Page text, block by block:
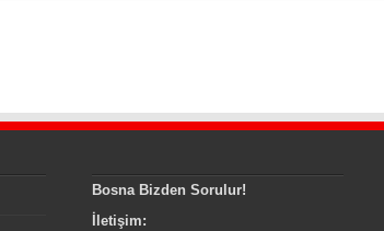
Bosna Bizden Sorulur!
İletişim: